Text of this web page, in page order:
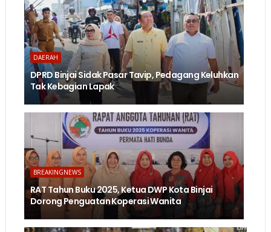
DAERAH
DPRD Binjai Sidak Pasar Tavip, Pedagang Keluhkan
Tak Kebagian Lapak
BREAKINGNEWS
RAT Tahun Buku 2025, Ketua DWP Kota Binjai
Dorong Penguatan Koperasi Wanita